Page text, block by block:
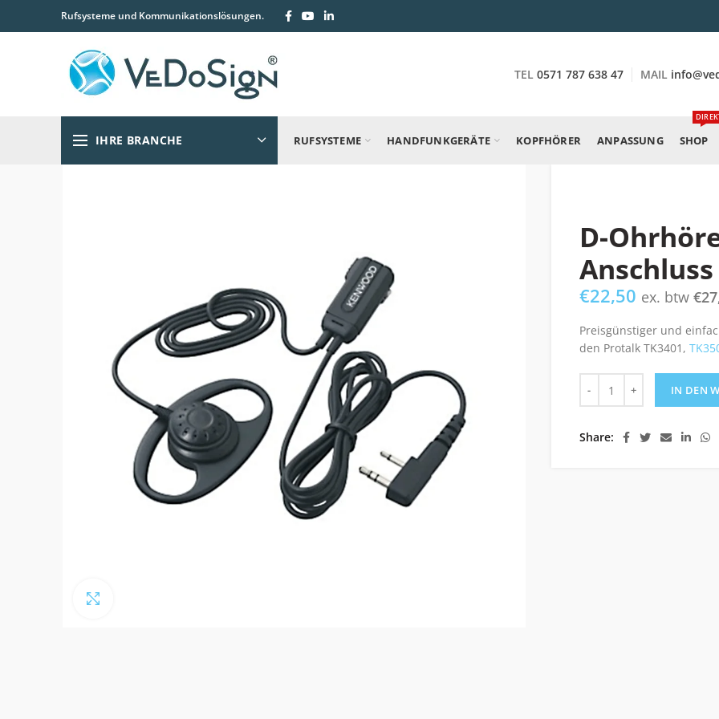
Rufsysteme und Kommunikationslösungen.
TEL 0571 787 638 47 MAIL
IHRE BRANCHE RUFSYSTEME HANDFUNKGERÄTE KOPFHÖRER ANPASSUNG SHOP
D-
Anschluss
€22,50 ex. btw €
Preisgünstiger und
den Protalk TK3401,
IN DEN
Share